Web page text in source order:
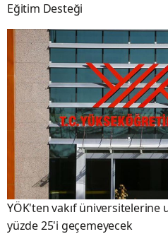
Eğitim Desteği
YÖK'ten vakıf üniversitelerine
yüzde 25'i geçemeyecek